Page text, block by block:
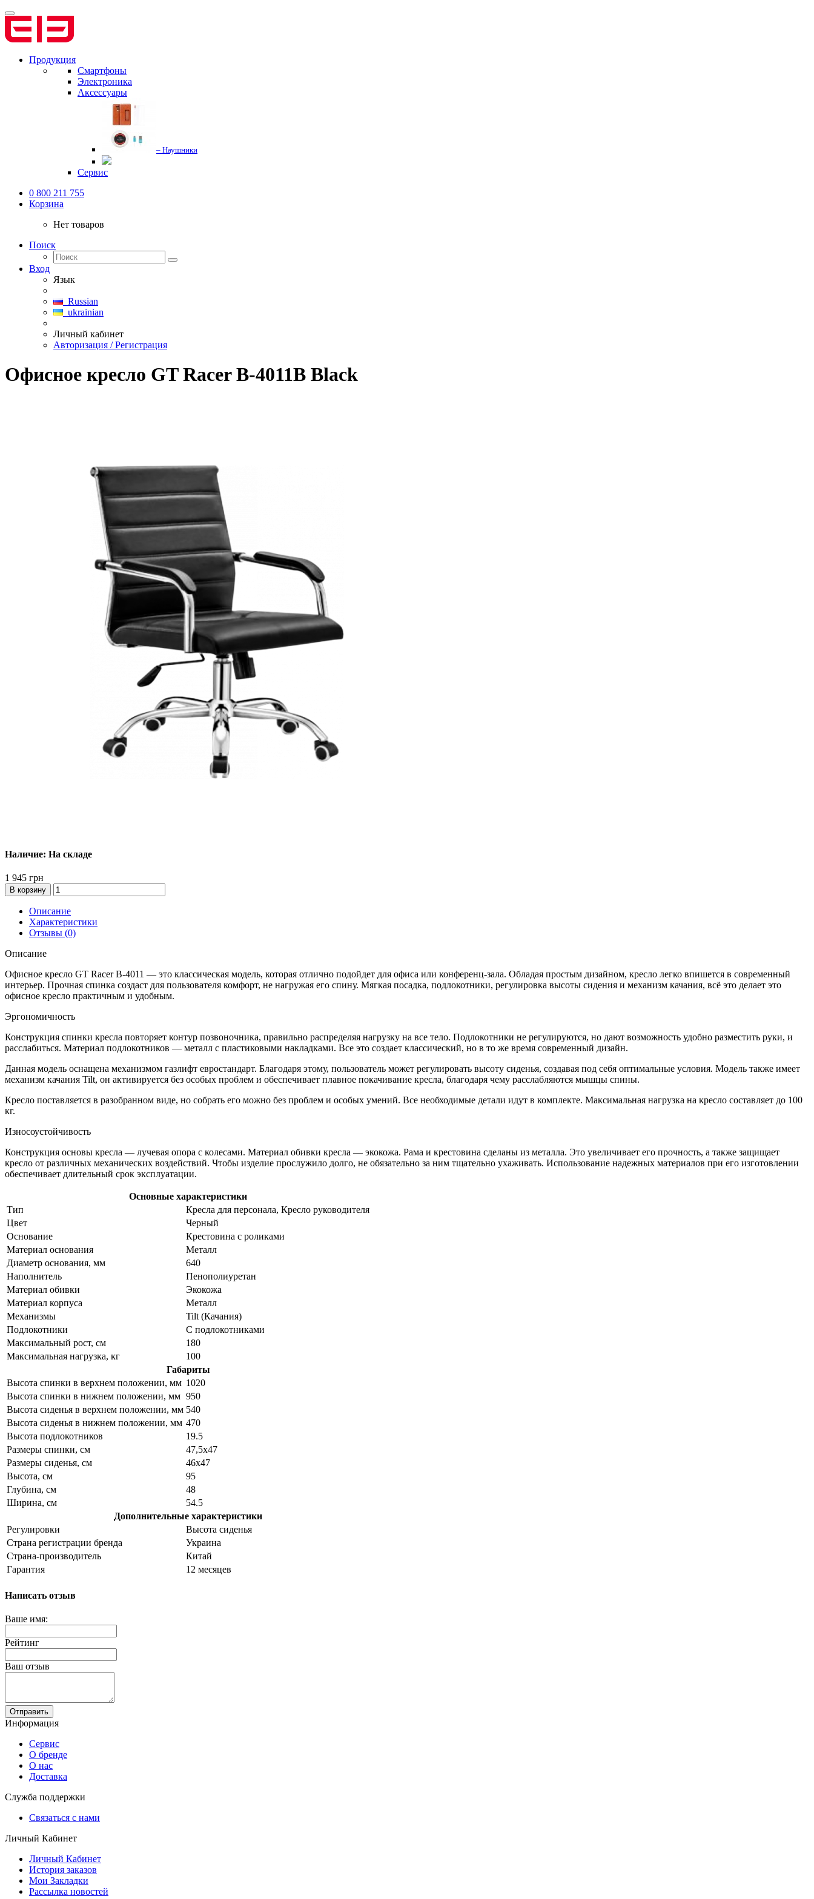
Продукция
Смартфоны
Электроника
Аксессуары
– Наушники
Сервис
0 800 211 755
Корзина
Нет товаров
Поиск
Вход
Язык
Russian
ukrainian
Личный кабинет
Авторизация / Регистрация
Офисное кресло GT Racer B-4011B Black
Наличие: На складе
1 945 грн
В корзину
Описание
Характеристики
Отзывы (0)
Описание
Офисное кресло GT Racer B-4011 — это классическая модель, которая отлично подойдет для офиса или конференц-зала. Обладая простым дизайном, кресло легко впишется в современный
интерьер. Прочная спинка создаст для пользователя комфорт, не нагружая его спину. Мягкая посадка, подлокотники, регулировка высоты сидения и механизм качания, всё это делает это
офисное кресло практичным и удобным.
Эргономичность
Конструкция спинки кресла повторяет контур позвоночника, правильно распределяя нагрузку на все тело. Подлокотники не регулируются, но дают возможность удобно разместить руки, и
расслабиться. Материал подлокотников — металл с пластиковыми накладками. Все это создает классический, но в то же время современный дизайн.
Данная модель оснащена механизмом газлифт евростандарт. Благодаря этому, пользователь может регулировать высоту сиденья, создавая под себя оптимальные условия. Модель также имеет
механизм качания Tilt, он активируется без особых проблем и обеспечивает плавное покачивание кресла, благодаря чему расслабляются мышцы спины.
Кресло поставляется в разобранном виде, но собрать его можно без проблем и особых умений. Все необходимые детали идут в комплекте. Максимальная нагрузка на кресло составляет до 100
кг.
Износоустойчивость
Конструкция основы кресла — лучевая опора с колесами. Материал обивки кресла — экокожа. Рама и крестовина сделаны из металла. Это увеличивает его прочность, а также защищает
кресло от различных механических воздействий. Чтобы изделие прослужило долго, не обязательно за ним тщательно ухаживать. Использование надежных материалов при его изготовлении
обеспечивает длительный срок эксплуатации.
Основные характеристики
Тип
Кресла для персонала, Кресло руководителя
Цвет
Черный
Основание
Крестовина с роликами
Материал основания
Металл
Диаметр основания, мм
640
Наполнитель
Пенополиуретан
Материал обивки
Экокожа
Материал корпуса
Металл
Механизмы
Tilt (Качания)
Подлокотники
С подлокотниками
Максимальный рост, см
180
Максимальная нагрузка, кг
100
Габариты
Высота спинки в верхнем положении, мм 1020
Высота спинки в нижнем положении, мм 950
Высота сиденья в верхнем положении, мм 540
Высота сиденья в нижнем положении, мм 470
Высота подлокотников
19.5
Размеры спинки, см
47,5х47
Размеры сиденья, см
46х47
Высота, см
95
Глубина, см
48
Ширина, см
54.5
Дополнительные характеристики
Регулировки
Высота сиденья
Страна регистрации бренда
Украина
Страна-производитель
Китай
Гарантия
12 месяцев
Написать отзыв
Ваше имя:
Рейтинг
Ваш отзыв
Отправить
Информация
Сервис
О бренде
О нас
Доставка
Служба поддержки
Связаться с нами
Личный Кабинет
Личный Кабинет
История заказов
Мои Закладки
Рассылка новостей